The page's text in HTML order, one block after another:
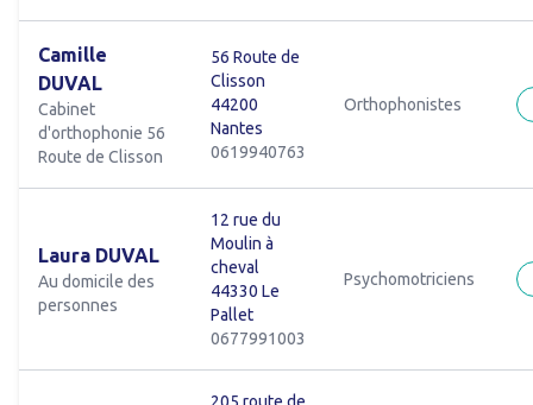
Camille
DUVAL
Cabinet
d'orthophonie 56
Route de Clisson
56 Route de
Clisson
44200
Nantes
0619940763
Orthophonistes
Laura DUVAL
Au domicile des
personnes
12 rue du
Moulin à
cheval
44330 Le
Pallet
0677991003
Psychomotriciens